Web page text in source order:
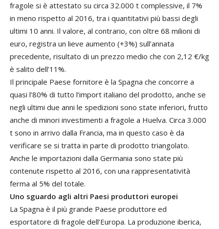
fragole si è attestato su circa 32.000 t complessive, il 7%
in meno rispetto al 2016, tra i quantitativi più bassi degli
ultimi 10 anni. Il valore, al contrario, con oltre 68 milioni di
euro, registra un lieve aumento (+3%) sull’annata
precedente, risultato di un prezzo medio che con 2,12 €/kg
è salito dell’11%.
Il principale Paese fornitore è la Spagna che concorre a
quasi l’80% di tutto l’import italiano del prodotto, anche se
negli ultimi due anni le spedizioni sono state inferiori, frutto
anche di minori investimenti a fragole a Huelva. Circa 3.000
t sono in arrivo dalla Francia, ma in questo caso è da
verificare se si tratta in parte di prodotto triangolato.
Anche le importazioni dalla Germania sono state più
contenute rispetto al 2016, con una rappresentatività
ferma al 5% del totale.
Uno sguardo agli altri Paesi produttori europei
La Spagna è il più grande Paese produttore ed
esportatore di fragole dell’Europa. La produzione iberica,